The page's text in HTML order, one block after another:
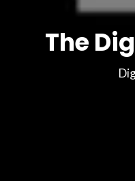
The